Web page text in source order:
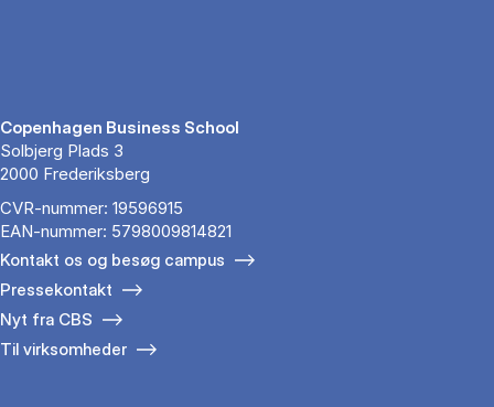
Copenhagen Business School
Solbjerg Plads 3
2000 Frederiksberg
CVR-nummer: 19596915
EAN-nummer: 5798009814821
Kontakt os og besøg campus
Pressekontakt
Nyt fra CBS
Til virksomheder